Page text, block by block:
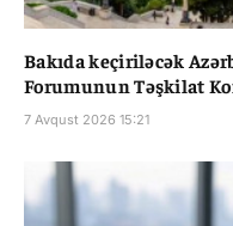
Bakıda keçiriləcək
Forumunun Təşkilat
7 Avqust 2026 15:21